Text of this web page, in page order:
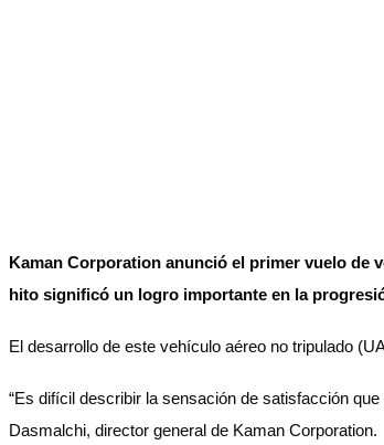
Kaman Corporation anunció el primer vuelo de
hito significó un logro importante en la
El desarrollo de este vehículo aéreo no tripulado
“Es difícil describir la sensación de satisfacción
Dasmalchi, director general de Kaman Corporation.